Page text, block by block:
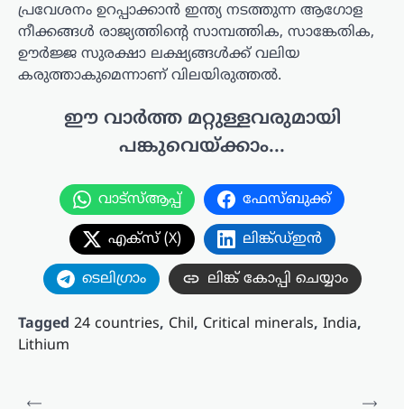
പ്രവേശനം ഉറപ്പാക്കാൻ ഇന്ത്യ നടത്തുന്ന ആഗോള
നീക്കങ്ങൾ രാജ്യത്തിന്റെ സാമ്പത്തിക, സാങ്കേതിക,
ഊർജ്ജ സുരക്ഷാ ലക്ഷ്യങ്ങൾക്ക് വലിയ
കരുത്താകുമെന്നാണ് വിലയിരുത്തൽ.
ഈ വാർത്ത മറ്റുള്ളവരുമായി
പങ്കുവെയ്ക്കാം...
വാട്സ്ആപ്പ് ഫേസ്ബുക്ക്
എക്സ് (X) ലിങ്ക്ഡ്ഇൻ
ടെലിഗ്രാം ലിങ്ക് കോപ്പി ചെയ്യാം
Tagged 24 countries, Chil, Critical minerals, India,
Lithium
പോസ്റ്റുകളിലൂടെ
⟵
⟶